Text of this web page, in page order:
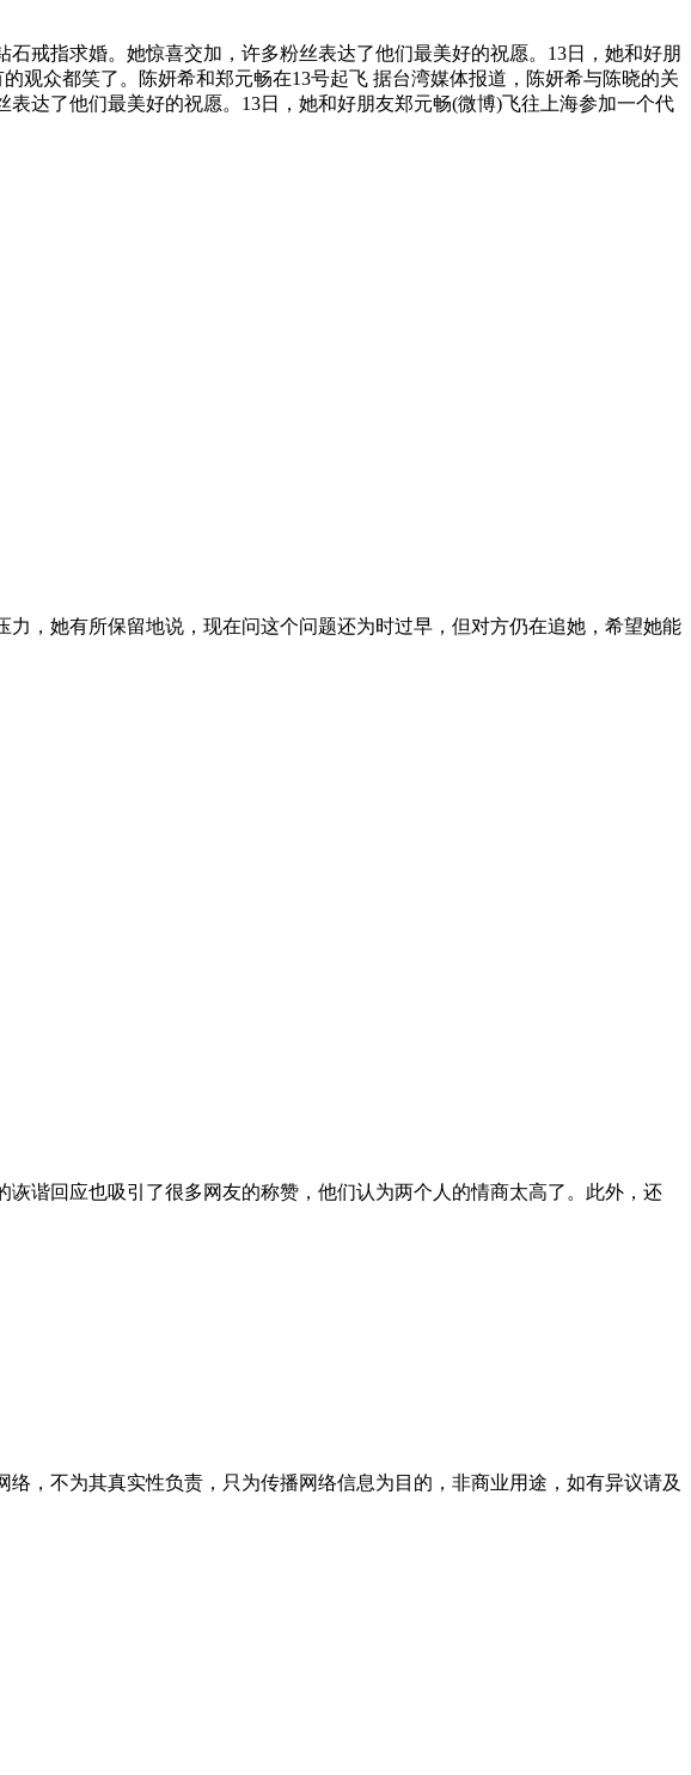
戒指求婚。她惊喜交加，许多粉丝表达了他们最美好的祝愿。13日，她和好朋
观众都笑了。陈妍希和郑元畅在13号起飞 据台湾媒体报道，陈妍希与陈晓的关
达了他们最美好的祝愿。13日，她和好朋友郑元畅(微博)飞往上海参加一个代
，她有所保留地说，现在问这个问题还为时过早，但对方仍在追她，希望她能
谐回应也吸引了很多网友的称赞，他们认为两个人的情商太高了。此外，还
，不为其真实性负责，只为传播网络信息为目的，非商业用途，如有异议请及